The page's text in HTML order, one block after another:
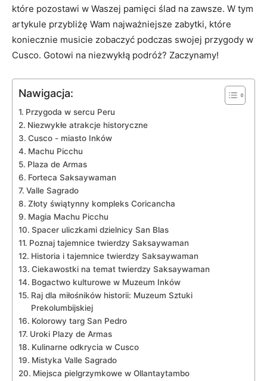
które pozostawi w‍ Waszej pamięci ślad na zawsze. W tym
artykule przybliżę Wam najważniejsze zabytki, które
koniecznie musicie ​zobaczyć podczas swojej przygody ‌w
Cusco. Gotowi na niezwykłą ‍podróż? Zaczynamy!
Nawigacja:
Przygoda⁤ w sercu Peru
Niezwykłe ‍atrakcje historyczne
Cusco ​- ‍miasto Inków
Machu​ Picchu
Plaza de ‍Armas
Forteca Saksaywaman
Valle Sagrado
Złoty świątynny kompleks Coricancha
Magia‌ Machu ⁤Picchu
Spacer uliczkami dzielnicy ⁣San Blas
Poznaj tajemnice twierdzy Saksaywaman
Historia i tajemnice twierdzy​ Saksaywaman
Ciekawostki na temat twierdzy Saksaywaman
Bogactwo kulturowe w Muzeum⁤ Inków
Raj dla miłośników historii: Muzeum Sztuki
Prekolumbijskiej
Kolorowy targ San Pedro
Uroki Plazy de ⁣Armas
Kulinarne odkrycia⁤ w Cusco
Mistyka⁣ Valle Sagrado
Miejsca pielgrzymkowe ⁤w⁤ Ollantaytambo